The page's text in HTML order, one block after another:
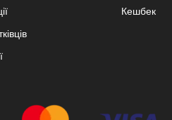
Кешбек